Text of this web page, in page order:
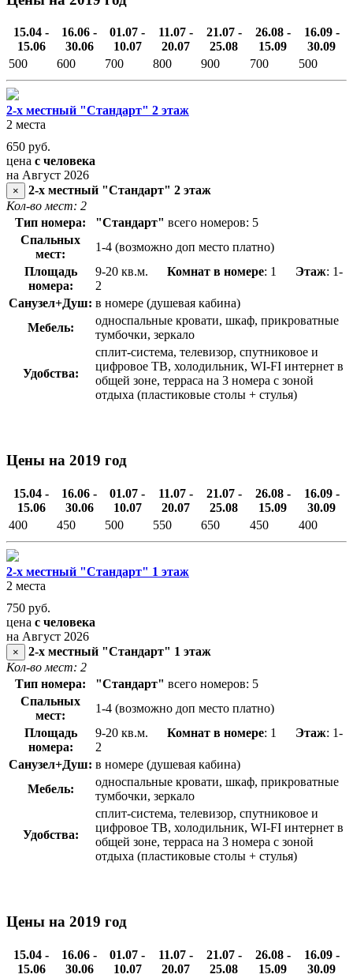
15.04 -
15.06
16.06 -
30.06
01.07 -
10.07
11.07 -
20.07
21.07 -
25.08
26.08 -
15.09
16.09 -
30.09
500
600 700 800 900 700 500
2-х местный "Стандарт" 2 этаж
2 места
650 руб.
цена с человека
на Август 2026
×
2-х местный "Стандарт" 2 этаж
Кол-во мест: 2
Тип номера:
"Стандарт" всего номеров: 5
Спальных
мест:
1-4 (возможно доп место платно)
Площадь
номера:
9-20 кв.м. Комнат в номере: 1 Этаж: 1-
2
Санузел+Душ: в номере (душевая кабина)
Мебель:
односпальные кровати, шкаф, прикроватные
тумбочки, зеркало
Удобства:
сплит-система, телевизор, спутниковое и
цифровое ТВ, холодильник, WI-FI интернет в
общей зоне, терраса на 3 номера с зоной
отдыха (пластиковые столы + стулья)
Цены на 2019 год
15.04 -
15.06
16.06 -
30.06
01.07 -
10.07
11.07 -
20.07
21.07 -
25.08
26.08 -
15.09
16.09 -
30.09
400
450 500 550 650 450 400
2-х местный "Стандарт" 1 этаж
2 места
750 руб.
цена с человека
на Август 2026
×
2-х местный "Стандарт" 1 этаж
Кол-во мест: 2
Тип номера:
"Стандарт" всего номеров: 5
Спальных
мест:
1-4 (возможно доп место платно)
Площадь
номера:
9-20 кв.м. Комнат в номере: 1 Этаж: 1-
2
Санузел+Душ: в номере (душевая кабина)
Мебель:
односпальные кровати, шкаф, прикроватные
тумбочки, зеркало
Удобства:
сплит-система, телевизор, спутниковое и
цифровое ТВ, холодильник, WI-FI интернет в
общей зоне, терраса на 3 номера с зоной
отдыха (пластиковые столы + стулья)
Цены на 2019 год
15.04 -
15.06
16.06 -
30.06
01.07 -
10.07
11.07 -
20.07
21.07 -
25.08
26.08 -
15.09
16.09 -
30.09